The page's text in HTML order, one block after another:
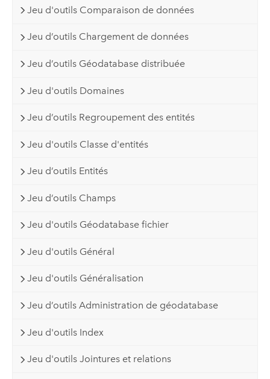
Jeu d'outils Comparaison de données
Jeu d’outils Chargement de données
Jeu d’outils Géodatabase distribuée
Jeu d'outils Domaines
Jeu d’outils Regroupement des entités
Jeu d'outils Classe d'entités
Jeu d’outils Entités
Jeu d’outils Champs
Jeu d'outils Géodatabase fichier
Jeu d'outils Général
Jeu d'outils Généralisation
Jeu d’outils Administration de géodatabase
Jeu d'outils Index
Jeu d'outils Jointures et relations